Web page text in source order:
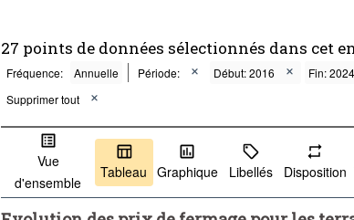
27 points de données sélectionnés dans cet
Fréquence: Annuelle Période: Début: 2016
Fin: 2024
Supprimer tout
Vue
d'ensemble
Tableau Graphique Libellés Disposition